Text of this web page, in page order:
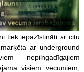
tiek iepazīstināti ar citu
ar underground
nepilngadīgajiem
visiem vecumiem,